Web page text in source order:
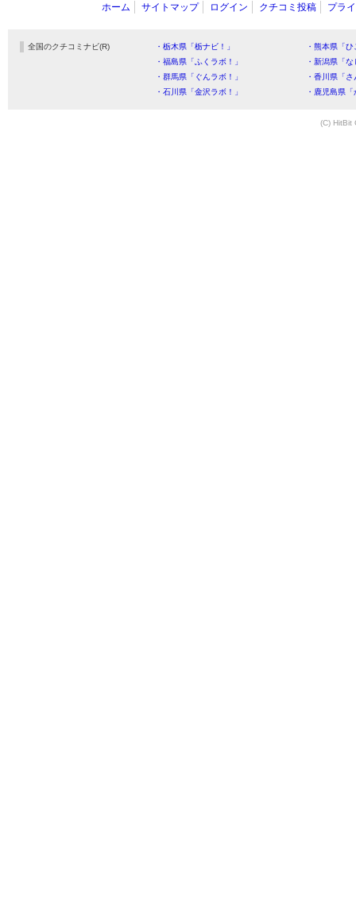
ホーム サイトマップ ログイン クチコミ投稿 プラ
全国のクチコミナビ(R) ・栃木県「栃ナビ！」
・熊本県「
・福島県「ふくラボ！」
・新潟県「
・群馬県「ぐんラボ！」
・香川県「
・石川県「金沢ラボ！」
・鹿児島県
(C) HitBit